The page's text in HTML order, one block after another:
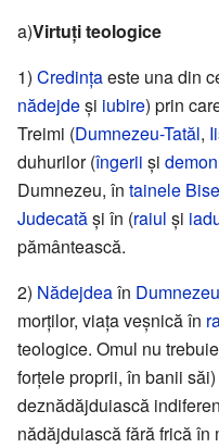
a)Virtuți teologice
1) Credințaeste una din
nădejdeși iubire) prin
Treimi (Dumnezeu-Tatăl,
duhurilor (îngerii și
Dumnezeu, în tainele
Judecatăși în (raiul și
pământească.
2) Nădejdeaîn Dumnezeu
morților, viața veșnică în
teologice. Omul nu
forțele proprii, în banii
deznădăjduiască
nădăjduiască fără frică